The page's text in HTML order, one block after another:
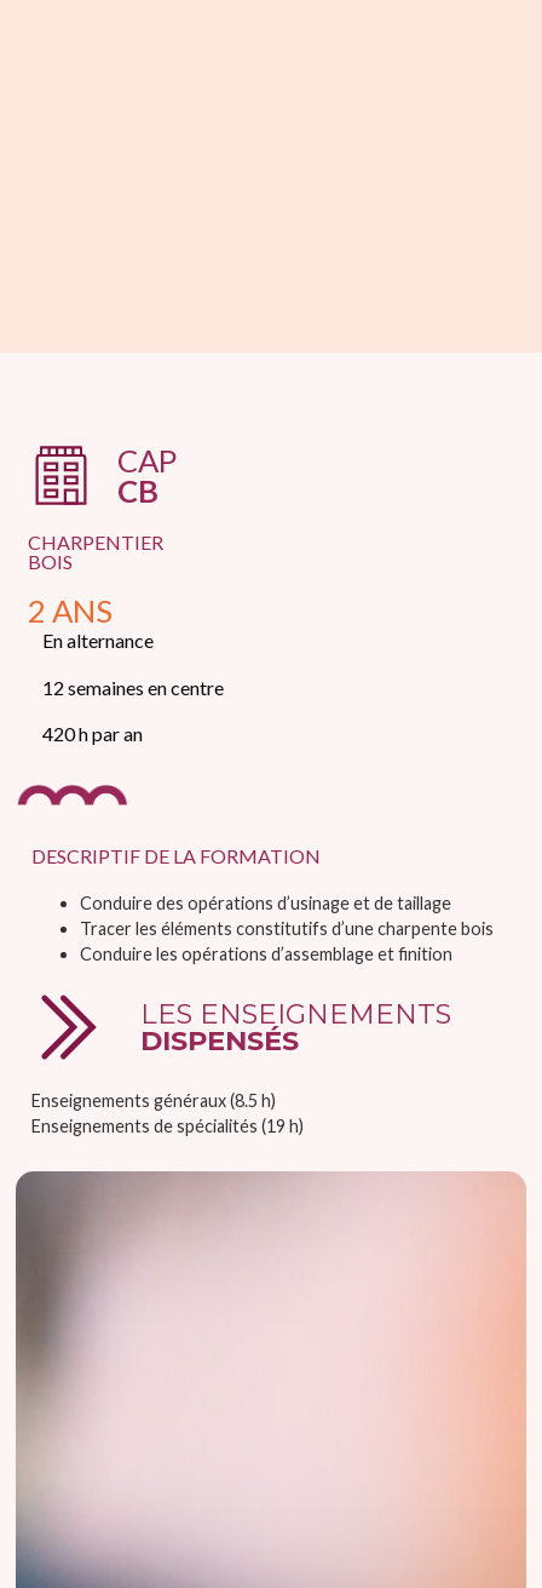
CAP
CB
CHARPENTIER
BOIS
2 ANS
En alternance
12 semaines en centre
420 h par an
DESCRIPTIF DE LA FORMATION
Conduire des opérations d’usinage et de taillage
Tracer les éléments constitutifs d’une charpente bois
Conduire les opérations d’assemblage et finition
LES ENSEIGNEMENTS
DISPENSÉS
Enseignements généraux (8.5 h)
Enseignements de spécialités (19 h)